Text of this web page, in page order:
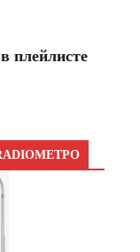
плейлисте